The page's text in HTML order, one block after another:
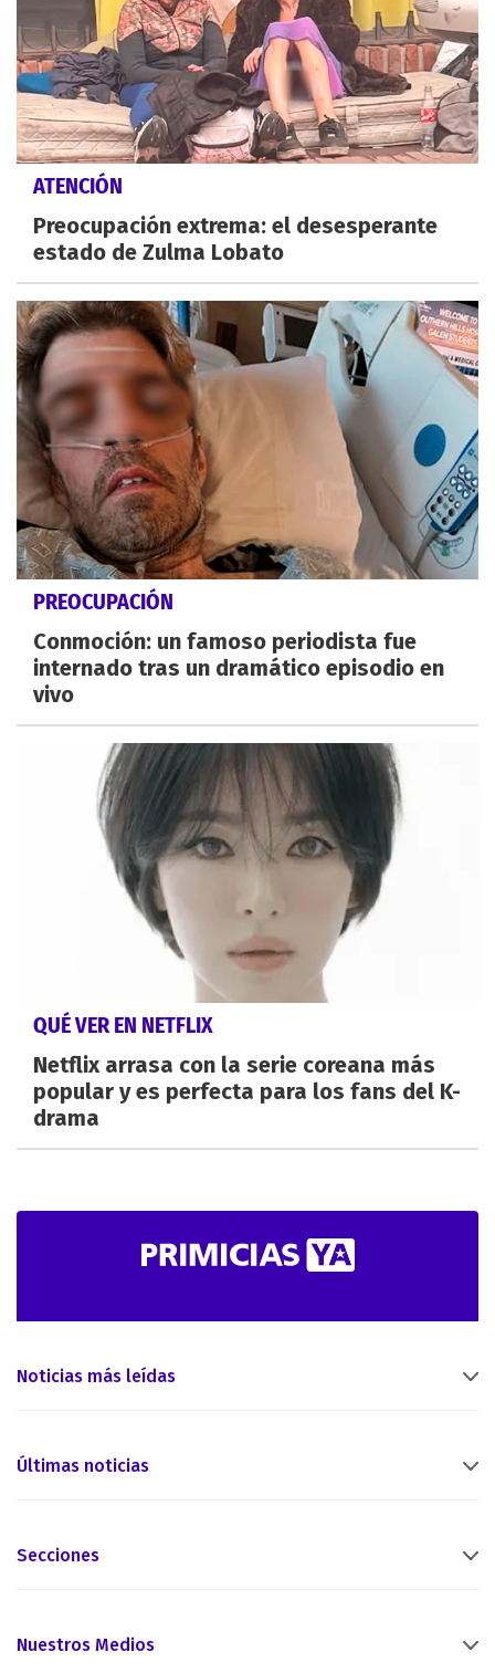
ATENCIÓN
Preocupación extrema: el desesperante
estado de Zulma Lobato
PREOCUPACIÓN
Conmoción: un famoso periodista fue
internado tras un dramático episodio en
vivo
QUÉ VER EN NETFLIX
Netflix arrasa con la serie coreana más
popular y es perfecta para los fans del K-
drama
Noticias más leídas
Últimas noticias
Secciones
Nuestros Medios